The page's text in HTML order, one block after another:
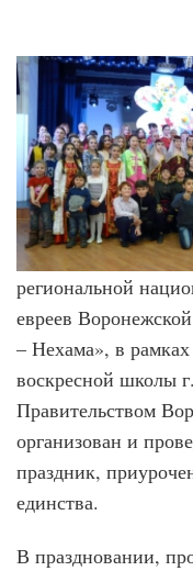
региональной
евреев
– Нехама», в рамках
воскресной школы
Правительством
организован и
праздник,
единства.
В праздновании,